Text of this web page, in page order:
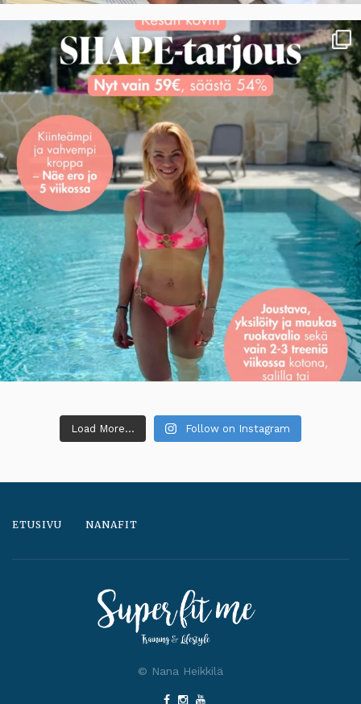
Load More... Follow on Instagram
ETUSIVU NANAFIT
© Nana Heikkilä